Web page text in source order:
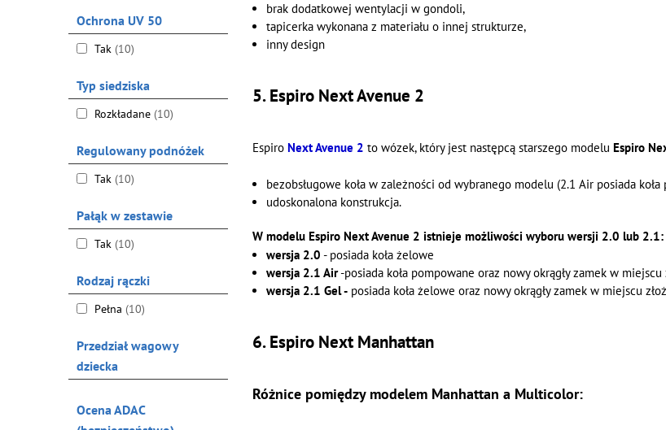
Ochrona UV 50
Tak (10)
Typ siedziska
Rozkładane (10)
Regulowany podnóżek
Tak (10)
Pałąk w zestawie
Tak (10)
Rodzaj rączki
Pełna (10)
Przedział wagowy
dziecka
Ocena ADAC
brak dodatkowej wentylacji w gondoli,
tapicerka wykonana z materiału o innej strukturze,
inny design
5. Espiro Next Avenue 2
Espiro Next Avenue 2 to wózek, który jest następcą starszego modelu Espiro
bezobsługowe koła w zależności od wybranego modelu (2.1 Air posiada koła
udoskonalona konstrukcja.
W modelu Espiro Next Avenue 2 istnieje możliwości wyboru wersji 2.0 lub 2.1:
wersja 2.0 - posiada koła żelowe
wersja 2.1 Air-posiada koła pompowane oraz nowy okrągły zamek w miejscu
wersja 2.1 Gel - posiada koła żelowe oraz nowy okrągły zamek w miejscu
6. Espiro Next Manhattan
Różnice pomiędzy modelem Manhattan a Multicolor: